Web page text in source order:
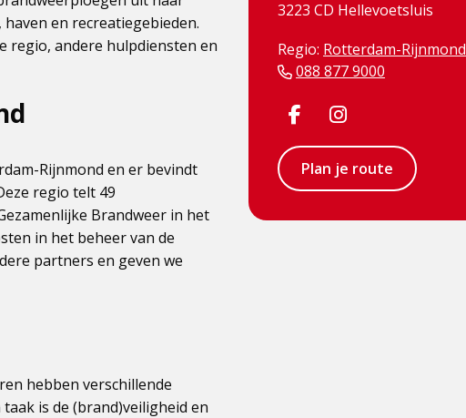
en recreatiegebieden.
regio, andere hulpdiensten en
Rijnmond en er bevindt
regio telt 49
Brandweer in het
in het beheer van de
partners en geven we
hebben verschillende
is de (brand)veiligheid en
3223 CD Hellevoetsluis
Regio: Rotterdam-Rijnmond
088 877 9000
Visit
Facebook
page
Visit
Instagram
page
Plan je route